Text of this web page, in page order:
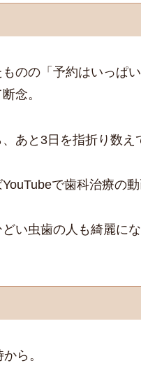
のの「予約はいっぱ
念。
あと3日を指折り数え
で歯科治療の
どい虫歯の人も綺麗
ら。